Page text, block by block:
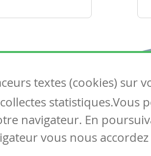
textes (cookies) sur
statistiques.Vous
navigateur. En
vous nous